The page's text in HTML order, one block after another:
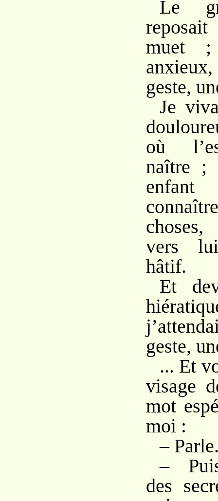
Le
muet
geste,
Je
où
naître ;
enfant
vers
hâtif.
Et
geste,
... Et
visage
mot
moi :
–
–
des